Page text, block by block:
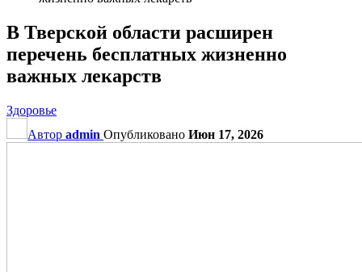
В Тверской области расширен
перечень бесплатных жизненно
важных лекарств
Здоровье
Автор admin Опубликовано Июн 17, 2026